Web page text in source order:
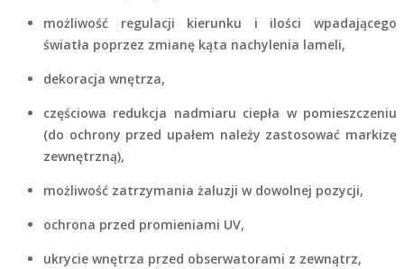
możliwość regulacji kierunku i ilości wpadającego
światła poprzez zmianę kąta nachylenia lameli,
dekoracja wnętrza,
częściowa redukcja nadmiaru ciepła w pomieszczeniu
(do ochrony przed upałem należy zastosować markizę
zewnętrzną),
możliwość zatrzymania żaluzji w dowolnej pozycji,
ochrona przed promieniami UV,
ukrycie wnętrza przed obserwatorami z zewnątrz,